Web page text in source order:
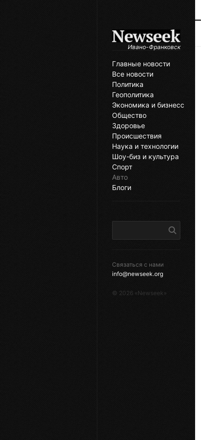
Ивано-Франковск
Главные новости
Все новости
Политика
Геополитика
Экономика и бизнесс
Общество
Здоровье
Происшествия
Наука и технологии
Шоу-биз и культура
Спорт
Авто
Блоги
Связаться с нами
info@newseek.org
© 2026 «Newseek»